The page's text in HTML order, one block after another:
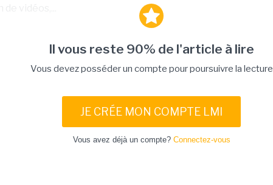
Il vous reste 90% de l'article à lire
Vous devez posséder un compte pour poursuivre la lecture
JE CRÉE MON COMPTE LMI
Vous avez déjà un compte? Connectez-vous